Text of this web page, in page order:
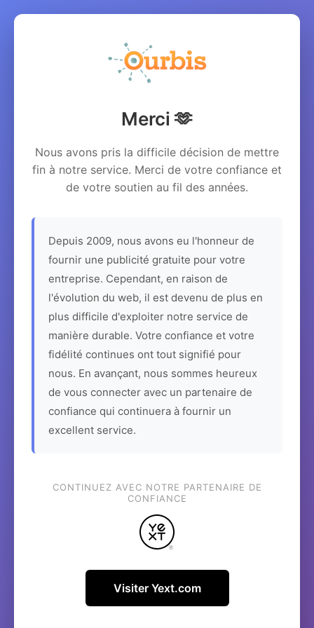
Merci 🫶
Nous avons pris la difficile décision de mettre
fin à notre service. Merci de votre confiance et
de votre soutien au fil des années.
Depuis 2009, nous avons eu l'honneur de
fournir une publicité gratuite pour votre
entreprise. Cependant, en raison de
l'évolution du web, il est devenu de plus en
plus difficile d'exploiter notre service de
manière durable. Votre confiance et votre
fidélité continues ont tout signifié pour
nous. En avançant, nous sommes heureux
de vous connecter avec un partenaire de
confiance qui continuera à fournir un
excellent service.
CONTINUEZ AVEC NOTRE PARTENAIRE DE
CONFIANCE
Visiter Yext.com